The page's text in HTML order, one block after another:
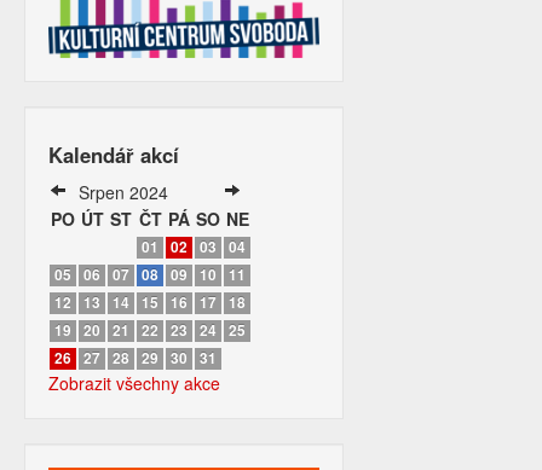
Kalendář akcí
Srpen 2024
PO ÚT ST ČT PÁ SO NE
01 02 03
04
05
06 07 08 09 10
11
12
13 14 15 16 17 18
19
20 21 22 23 24
25
26
27 28 29 30 31
Zobrazit všechny akce